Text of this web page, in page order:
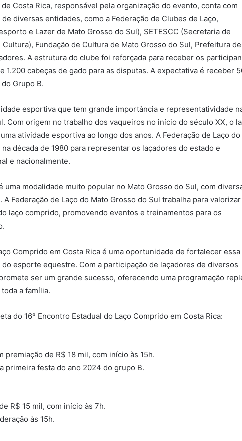
Costa Rica, responsável pela organização do evento, conta com
diversas entidades, como a Federação de Clubes de Laço,
e Lazer de Mato Grosso do Sul), SETESCC (Secretaria de
Fundação de Cultura de Mato Grosso do Sul, Prefeitura de
A estrutura do clube foi reforçada para receber os
1.200 cabeças de gado para as disputas. A expectativa é receber
Grupo B.
esportiva que tem grande importância e representatividade
Com origem no trabalho dos vaqueiros no início do século XX, o
atividade esportiva ao longo dos anos. A Federação de Laço do
década de 1980 para representar os laçadores do estado e
e nacionalmente.
uma modalidade muito popular no Mato Grosso do Sul, com
Federação de Laço do Mato Grosso do Sul trabalha para
laço comprido, promovendo eventos e treinamentos para os
Comprido em Costa Rica é uma oportunidade de fortalecer essa
esporte equestre. Com a participação de laçadores de diversos
ser um grande sucesso, oferecendo uma programação
a família.
do 16º Encontro Estadual do Laço Comprido em Costa Rica:
premiação de R$ 18 mil, com início às 15h.
primeira festa do ano 2024 do grupo B.
R$ 15 mil, com início às 7h.
às 15h.